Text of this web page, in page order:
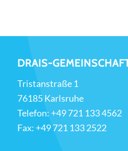
DRAIS-
Tristanstraße 1
76185 Karlsruhe
Telefon: +49 721 133 4562
Fax: +49 721 133 2522